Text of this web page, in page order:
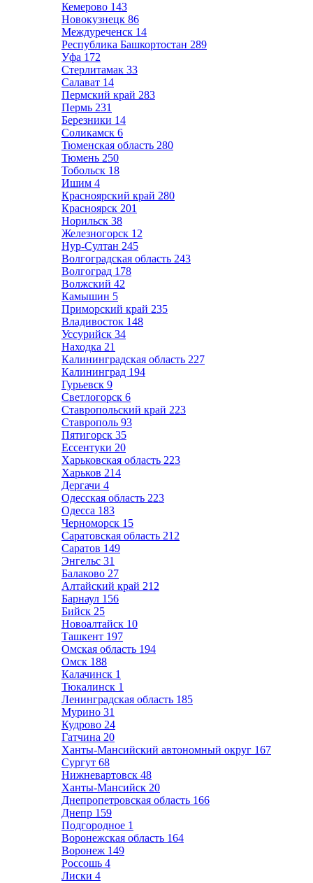
Кемерово 143
Новокузнецк 86
Междуреченск 14
Республика Башкортостан 289
Уфа 172
Стерлитамак 33
Салават 14
Пермский край 283
Пермь 231
Березники 14
Соликамск 6
Тюменская область 280
Тюмень 250
Тобольск 18
Ишим 4
Красноярский край 280
Красноярск 201
Норильск 38
Железногорск 12
Нур-Султан 245
Волгоградская область 243
Волгоград 178
Волжский 42
Камышин 5
Приморский край 235
Владивосток 148
Уссурийск 34
Находка 21
Калининградская область 227
Калининград 194
Гурьевск 9
Светлогорск 6
Ставропольский край 223
Ставрополь 93
Пятигорск 35
Ессентуки 20
Харьковская область 223
Харьков 214
Дергачи 4
Одесская область 223
Одесса 183
Черноморск 15
Саратовская область 212
Саратов 149
Энгельс 31
Балаково 27
Алтайский край 212
Барнаул 156
Бийск 25
Новоалтайск 10
Ташкент 197
Омская область 194
Омск 188
Калачинск 1
Тюкалинск 1
Ленинградская область 185
Мурино 31
Кудрово 24
Гатчина 20
Ханты-Мансийский автономный округ 167
Сургут 68
Нижневартовск 48
Ханты-Мансийск 20
Днепропетровская область 166
Днепр 159
Подгородное 1
Воронежская область 164
Воронеж 149
Россошь 4
Лиски 4